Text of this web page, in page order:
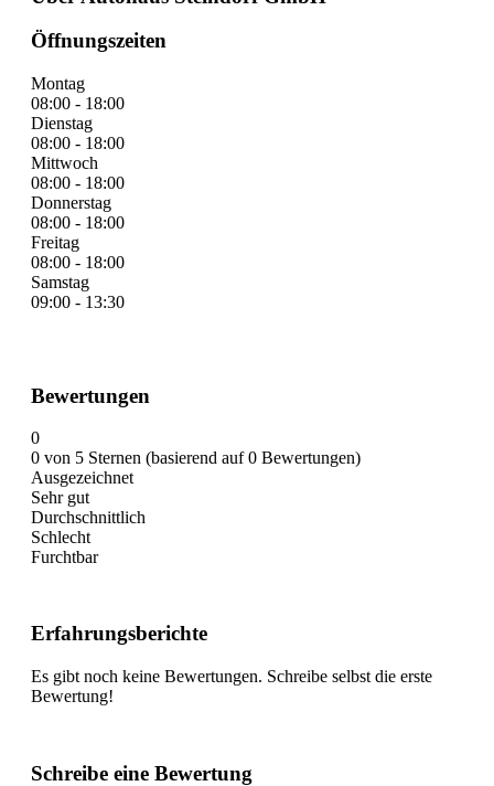
Öffnungszeiten
Montag
08:00 - 18:00
Dienstag
08:00 - 18:00
Mittwoch
08:00 - 18:00
Donnerstag
08:00 - 18:00
Freitag
08:00 - 18:00
Samstag
09:00 - 13:30
Bewertungen
0
0 von 5 Sternen (basierend auf 0 Bewertungen)
Ausgezeichnet
Sehr gut
Durchschnittlich
Schlecht
Furchtbar
Erfahrungsberichte
Es gibt noch keine Bewertungen. Schreibe selbst die erste
Bewertung!
Schreibe eine Bewertung